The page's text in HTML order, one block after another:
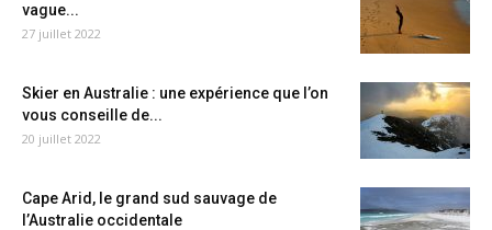
vague...
27 juillet 2022
Skier en Australie : une expérience que l’on
vous conseille de...
20 juillet 2022
Cape Arid, le grand sud sauvage de
l’Australie occidentale